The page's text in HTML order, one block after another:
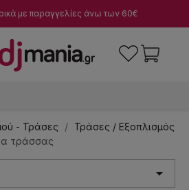
με παραγγελίες άνω των 60€
- Τράσες
Τράσες / Εξοπλισμός
τράσσας
